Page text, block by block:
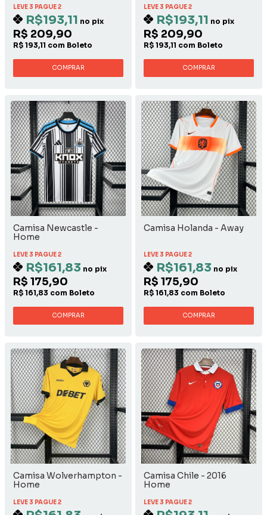
LEVE 3 PAGUE 2
R$193,11 no pix
R$ 209,90
R$ 193,11 com Boleto
COMPRAR
LEVE 3 PAGUE 2
R$193,11 no pix
R$ 209,90
R$ 193,11 com Boleto
COMPRAR
Camisa Newcastle -
Home
LEVE 3 PAGUE 2
R$161,83 no pix
R$ 175,90
R$ 161,83 com Boleto
COMPRAR
Camisa Holanda - Away
LEVE 3 PAGUE 2
R$161,83 no pix
R$ 175,90
R$ 161,83 com Boleto
COMPRAR
Camisa Wolverhampton -
Home
LEVE 3 PAGUE 2
Camisa Chile - 2016
Home
LEVE 3 PAGUE 2